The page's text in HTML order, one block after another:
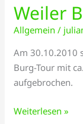
Weiler
Allgemein /
Am 30.10.2010
Burg-Tour mit
aufgebrochen.
Tour
Weiterlesen »